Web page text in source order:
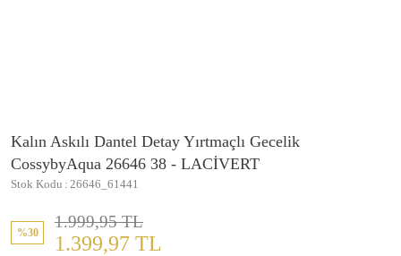
Kalın Askılı Dantel Detay Yırtmaçlı Gecelik
CossybyAqua 26646 38 - LACİVERT
Stok Kodu 26646_61441
%30
1.999,95 TL
1.399,97 TL